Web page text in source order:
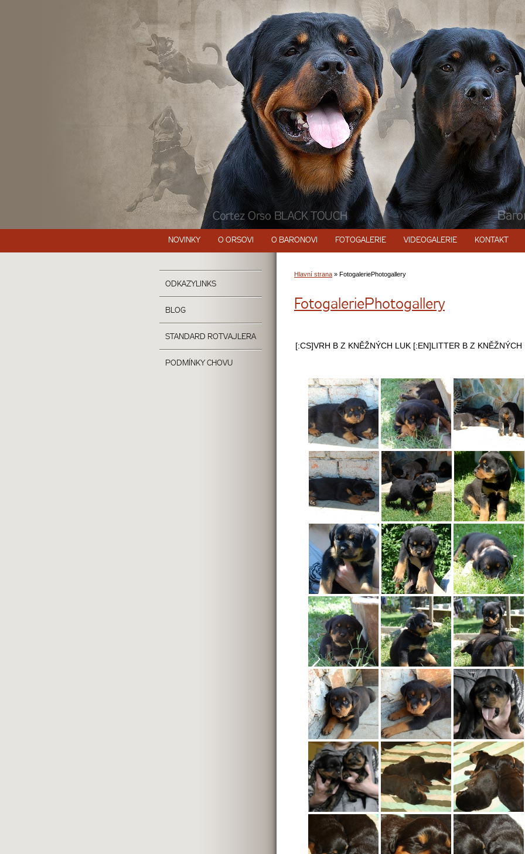
NOVINKY O ORSOVI O BARONOVI FOTOGALERIE VIDEOGALERIE KONTAKT
ODKAZYLINKS
BLOG
STANDARD ROTVAJLERA
PODMÍNKY CHOVU
Hlavní strana » FotogaleriePhotogallery
FotogaleriePhotogallery
[:CS]VRH B Z KNĚŽNÝCH LUK [:EN]LITTER B Z KNĚŽNÝCH